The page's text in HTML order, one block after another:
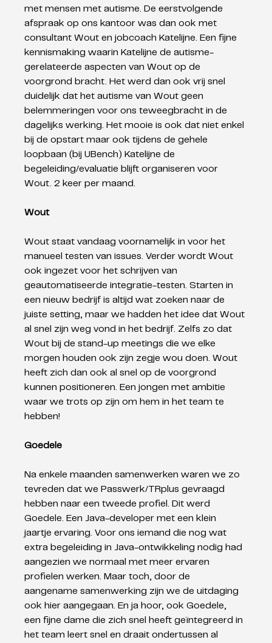
met mensen met autisme. De eerstvolgende
afspraak op ons kantoor was dan ook met
consultant Wout en jobcoach Katelijne. Een fijne
kennismaking waarin Katelijne de autisme-
gerelateerde aspecten van Wout op de
voorgrond bracht. Het werd dan ook vrij snel
duidelijk dat het autisme van Wout geen
belemmeringen voor ons teweegbracht in de
dagelijks werking. Het mooie is ook dat niet enkel
bij de opstart maar ook tijdens de gehele
loopbaan (bij UBench) Katelijne de
begeleiding/evaluatie blijft organiseren voor
Wout. 2 keer per maand.
Wout
Wout staat vandaag voornamelijk in voor het
manueel testen van issues. Verder wordt Wout
ook ingezet voor het schrijven van
geautomatiseerde integratie-testen. Starten in
een nieuw bedrijf is altijd wat zoeken naar de
juiste setting, maar we hadden het idee dat Wout
al snel zijn weg vond in het bedrijf. Zelfs zo dat
Wout bij de stand-up meetings die we elke
morgen houden ook zijn zegje wou doen. Wout
heeft zich dan ook al snel op de voorgrond
kunnen positioneren. Een jongen met ambitie
waar we trots op zijn om hem in het team te
hebben!
Goedele
Na enkele maanden samenwerken waren we zo
tevreden dat we Passwerk/TRplus gevraagd
hebben naar een tweede profiel. Dit werd
Goedele. Een Java-developer met een klein
jaartje ervaring. Voor ons iemand die nog wat
extra begeleiding in Java-ontwikkeling nodig had
aangezien we normaal met meer ervaren
profielen werken. Maar toch, door de
aangename samenwerking zijn we de uitdaging
ook hier aangegaan. En ja hoor, ook Goedele,
een fijne dame die zich snel heeft geïntegreerd in
het team leert snel en draait ondertussen al